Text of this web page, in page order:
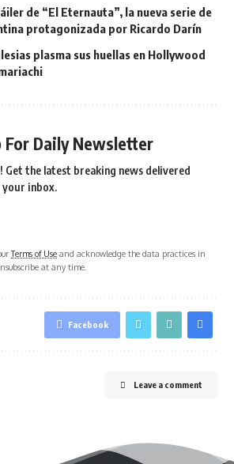
de “El Eternauta”, la nueva serie de
protagonizada por Ricardo Darín
plasma sus huellas en Hollywood
For Daily Newsletter
Get the latest breaking news delivered
inbox.
Terms of Use and acknowledge the data practices in
at any time.
Facebook
Leave a comment